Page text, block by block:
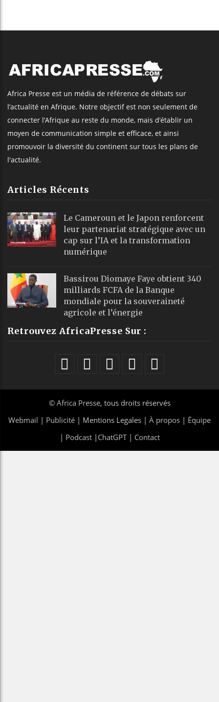
Africa Presse est un média de référence de débats sur
l’actualité en Afrique. Notre objectif est non seulement de
connecter l’Afrique au reste du monde, mais d’établir un
moyen de communication simple et efficace, et ainsi
promouvoir la diversité du continent sur tous les plans de
l'actualité.
Articles Récents
Le Cameroun et le Japon renforcent
leur partenariat stratégique avec un
cap sur l’IA et la transformation
numérique
Bassirou Diomaye Faye obtient 340
milliards FCFA de la Banque
mondiale pour la souveraineté
agricole et l’énergie
Retrouvez AfricaPresse Sur :
© Africa Presse, tous droits réservés
Webmail | Publicité | Mentions Legales | À propos | Équipe
| Podcast| ChatGPT| Contact